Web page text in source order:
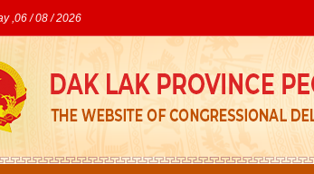
,06 / 08 / 2026